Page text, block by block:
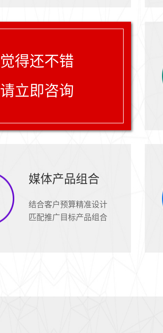
觉得还不错
请立即咨询
媒体产品组合
结合客户预算精准设计
匹配推广目标产品组合